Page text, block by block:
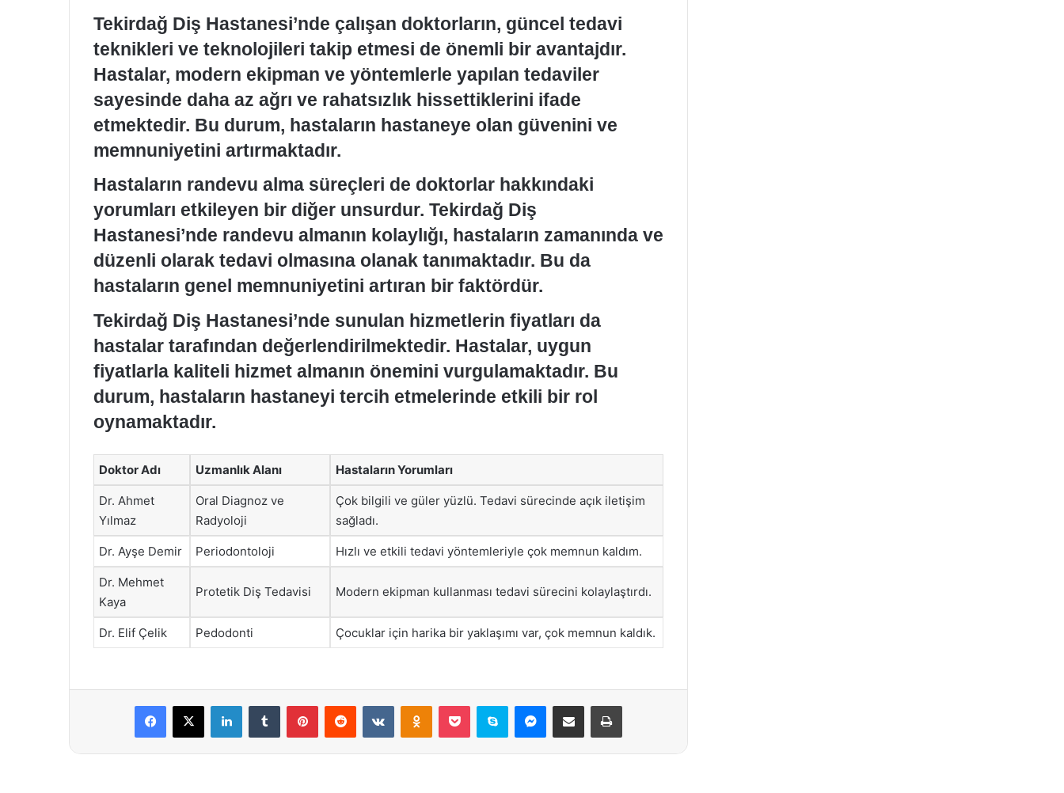
Tekirdağ Diş Hastanesi’nde çalışan doktorların, güncel tedavi
teknikleri ve teknolojileri takip etmesi de önemli bir avantajdır.
Hastalar, modern ekipman ve yöntemlerle yapılan tedaviler
sayesinde daha az ağrı ve rahatsızlık hissettiklerini ifade
etmektedir. Bu durum, hastaların hastaneye olan güvenini ve
memnuniyetini artırmaktadır.
Hastaların randevu alma süreçleri de doktorlar hakkındaki
yorumları etkileyen bir diğer unsurdur. Tekirdağ Diş
Hastanesi’nde randevu almanın kolaylığı, hastaların zamanında ve
düzenli olarak tedavi olmasına olanak tanımaktadır. Bu da
hastaların genel memnuniyetini artıran bir faktördür.
Tekirdağ Diş Hastanesi’nde sunulan hizmetlerin fiyatları da
hastalar tarafından değerlendirilmektedir. Hastalar, uygun
fiyatlarla kaliteli hizmet almanın önemini vurgulamaktadır. Bu
durum, hastaların hastaneyi tercih etmelerinde etkili bir rol
oynamaktadır.
Doktor Adı Uzmanlık Alanı Hastaların Yorumları
Dr. Ahmet
Yılmaz
Oral Diagnoz ve
Radyoloji
Çok bilgili ve güler yüzlü. Tedavi sürecinde açık iletişim
sağladı.
Dr. Ayşe Demir Periodontoloji Hızlı ve etkili tedavi yöntemleriyle çok memnun kaldım.
Dr. Mehmet
Kaya
Protetik Diş Tedavisi Modern ekipman kullanması tedavi sürecini kolaylaştırdı.
Dr. Elif Çelik Pedodonti Çocuklar için harika bir yaklaşımı var, çok memnun kaldık.
Facebook
X LinkedInTumblr PinterestReddit VKontakteOdnoklassniki
Pocket Skype Messenger
E-Posta ile paylaş Yazdır